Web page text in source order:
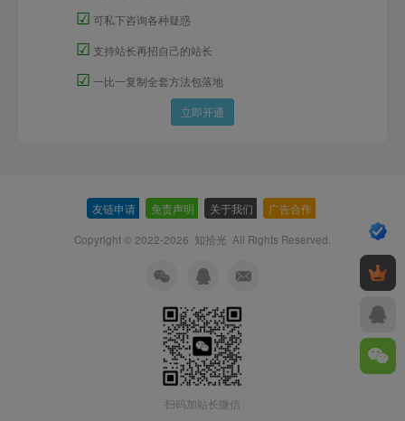
☑ 可私下咨询各种疑惑
☑ 支持站长再招自己的站长
☑ 一比一复制全套方法包落地
立即开通
友链申请 免责声明 关于我们 广告合作
Copyright © 2022-2026 知拾光 All Rights Reserved.
扫码加站长微信